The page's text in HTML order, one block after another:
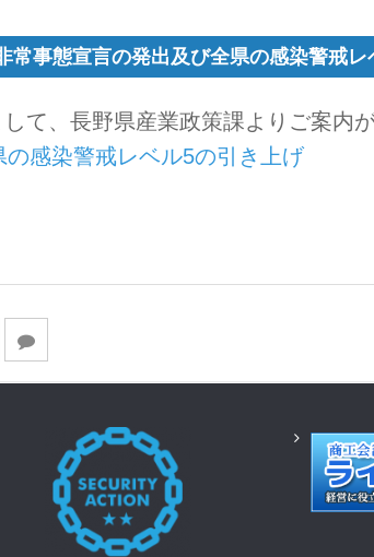
常事態宣言の発出及び全県の感染警戒
て、長野県産業政策課よりご案内
感染警戒レベル5の引き上げ